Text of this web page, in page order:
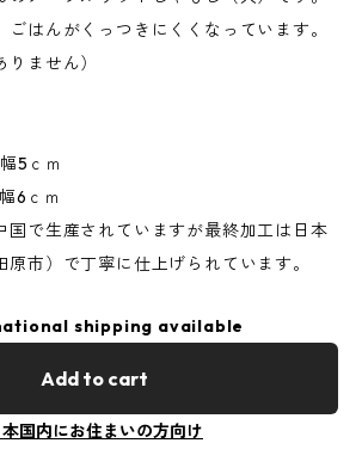
はんがくっつきにくくなっています。
りません）
5ｃｍ
6ｃｍ
国で生産されていますが最終加工は日本
市）で丁寧に仕上げられています。
shipping available
Add to cart
本国内にお住まいの方向け